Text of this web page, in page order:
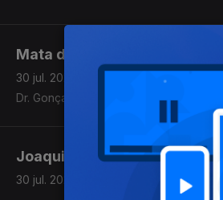
Mata do Bussaco,
30 jul. 2026
Dr. Gonçalo Breda Marques
Joaquim Varanda -
30 jul. 2026